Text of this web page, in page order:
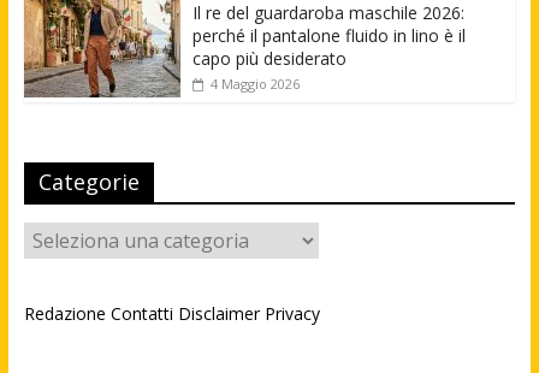
Il re del guardaroba maschile 2026:
perché il pantalone fluido in lino è il
capo più desiderato
4 Maggio 2026
Categorie
Categorie
Redazione Contatti Disclaimer Privacy